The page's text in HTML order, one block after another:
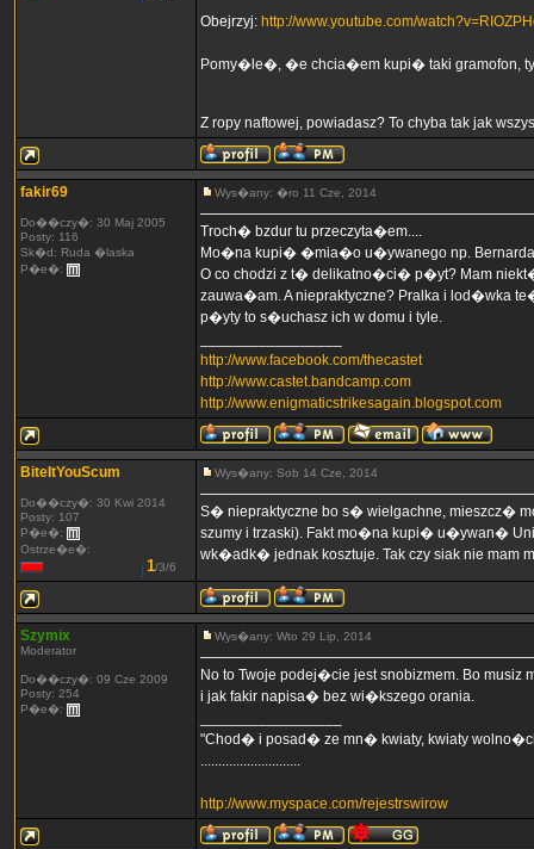
Obejrzyj: http://www.youtube.com/
Pomy�le�, �e chcia�em kupi� taki gramofon,
Z ropy naftowej, powiadasz? To chyba tak jak
fakir69
Do��czy�: 30 Maj 2005
Posty: 116
Sk�d: Ruda �laska
P�e�:
Wys�any: �ro 11 Cze, 2014
Troch� bzdur tu przeczyta�em....
Mo�na kupi� �mia�o u�ywanego np. Bernarda
O co chodzi z t� delikatno�ci� p�yt? Mam
zauwa�am. A niepraktyczne? Pralka i lod�wka
p�yty to s�uchasz ich w domu i tyle.
http://www.facebook.com/thecastet
http://www.castet.bandcamp.com
http://www.enigmaticstrikesagain.blogspot.com
BiteItYouScum
Do��czy�: 30 Kwi 2014
Posty: 107
P�e�:
Ostrze�e�:
1/3/6
Wys�any: Sob 14 Cze, 2014
S� niepraktyczne bo s� wielgachne, mieszcz�
szumy i trzaski). Fakt mo�na kupi� u�ywan�
wk�adk� jednak kosztuje. Tak czy siak nie mam
Szymix
Moderator
Do��czy�: 09 Cze 2009
Posty: 254
P�e�:
Wys�any: Wto 29 Lip, 2014
No to Twoje podej�cie jest snobizmem. Bo
i jak fakir napisa� bez wi�kszego orania.
"Chod� i posad� ze mn� kwiaty, kwiaty
............................
http://www.myspace.com/rejestrswirow